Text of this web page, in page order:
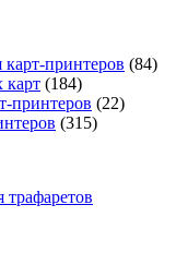
принтеров (84)
карт (184)
принтеров (22)
(315)